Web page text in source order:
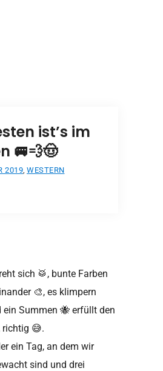
ist’s im
🚐💨🤠
2019, WESTERN
sich 🥁 , bunte Farben
🎨, es klimpern
ein Summen 🐝 erfüllt den
richtig 😅.
ein Tag, an dem wir
sind und drei